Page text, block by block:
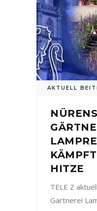
AKTUELL
HITZE
TELE Z
Gärtnerei